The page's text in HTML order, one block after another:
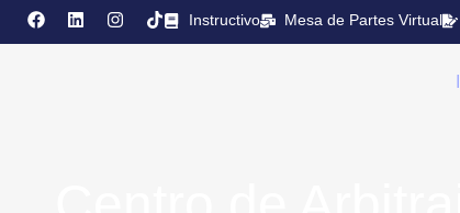
Instructivo Mesa de Partes Virtual